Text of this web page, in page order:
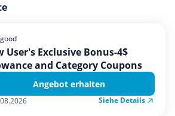
User's Exclusive Bonus-4$
and Category Coupons
Angebot erhalten
Siehe Details